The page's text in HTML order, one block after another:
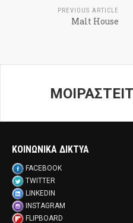
PREVIOUS ARTICLE
Malt House
ΚΟΙΝΩΝΙΚΑ ΔΙΚΤΥΑ
FACEBOOK
TWITTER
LINKEDIN
INSTAGRAM
FLIPBOARD